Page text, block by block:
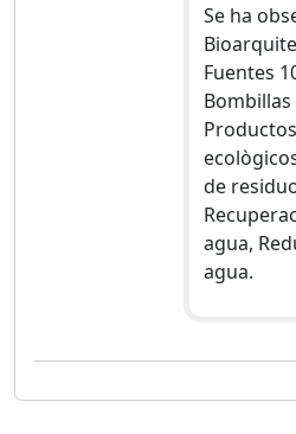
Se ha
Fuentes
de
agua,
agua.